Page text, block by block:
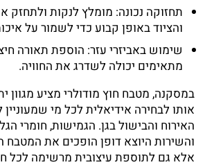
תחזוקה נכונה: מומלץ לנקות
והציוד באופן קבוע כדי לשמור על
שימוש באביזרי עזר: הוספת תאורה
מתאימים יכולה לשדרג את החוויה.
במסקנה, מטבח חוץ מודולרי מציע מגוון
אותו לבחירה אידיאלית לכל מי
האירוח והבישול בגן. הגמישות, חומרי
והשירות היוצא דופן הופכים את המטבח
אלא גם לתוספת עיצובית מרשימה לכל